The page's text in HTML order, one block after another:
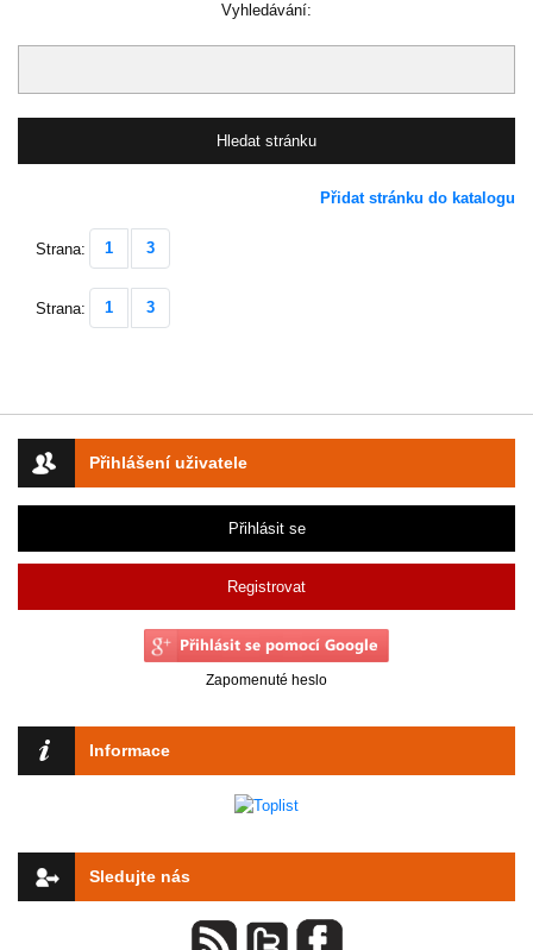
Přihlášení uživatele
Přihlásit se
Registrovat
Zapomenuté heslo
Informace
Sledujte nás
Vyhledávání:
Přidat stránku do katalogu
Strana: 1 3
Strana: 1 3